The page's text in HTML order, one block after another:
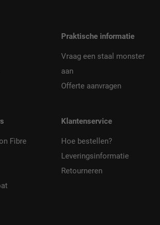
Fibre
Praktische informatie
Vraag een staal monster
aan
Offerte aanvragen
Klantenservice
Hoe bestellen?
Leveringsinformatie
Retourneren